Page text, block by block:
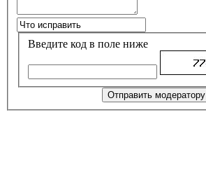
Введите код в поле ниже
Отправить модератору